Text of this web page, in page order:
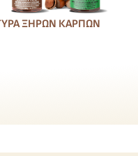
ΞΗΡΏΝ ΚΑΡΠΏΝ